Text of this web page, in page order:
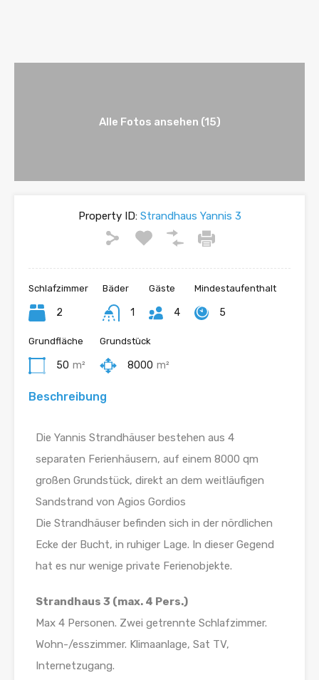
Alle Fotos ansehen (15)
Property ID:Strandhaus Yannis 3
Schlafzimmer
2
Bäder
1
Gäste
4
Mindestaufenthalt
5
Grundfläche
50 m²
Grundstück
8000 m²
Beschreibung
Die Yannis Strandhäuser bestehen aus 4
separaten Ferienhäusern, auf einem 8000 qm
großen Grundstück, direkt an dem weitläufigen
Sandstrand von Agios Gordios
Die Strandhäuser befinden sich in der nördlichen
Ecke der Bucht, in ruhiger Lage. In dieser Gegend
hat es nur wenige private Ferienobjekte.
Strandhaus 3 (max. 4 Pers.)
Max 4 Personen. Zwei getrennte Schlafzimmer.
Wohn-/esszimmer. Klimaanlage, Sat TV,
Internetzugang.